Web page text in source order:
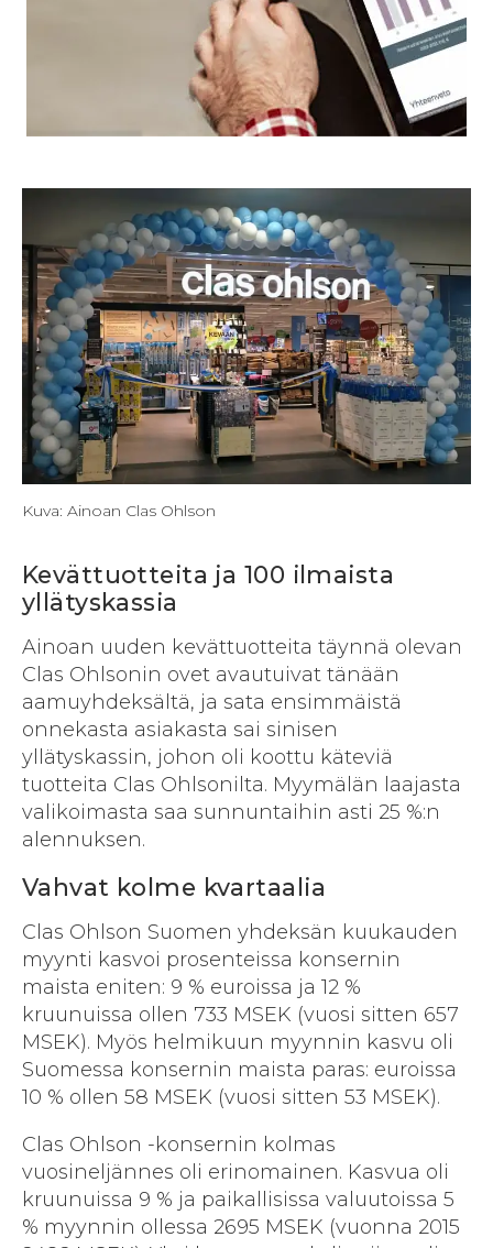
Kuva: Ainoan Clas Ohlson
Kevättuotteita ja 100 ilmaista
yllätyskassia
Ainoan uuden kevättuotteita täynnä olevan
Clas Ohlsonin ovet avautuivat tänään
aamuyhdeksältä, ja sata ensimmäistä
onnekasta asiakasta sai sinisen
yllätyskassin, johon oli koottu käteviä
tuotteita Clas Ohlsonilta. Myymälän laajasta
valikoimasta saa sunnuntaihin asti 25 %:n
alennuksen.
Vahvat kolme kvartaalia
Clas Ohlson Suomen yhdeksän kuukauden
myynti kasvoi prosenteissa konsernin
maista eniten: 9 % euroissa ja 12 %
kruunuissa ollen 733 MSEK (vuosi sitten 657
MSEK). Myös helmikuun myynnin kasvu oli
Suomessa konsernin maista paras: euroissa
10 % ollen 58 MSEK (vuosi sitten 53 MSEK).
Clas Ohlson -konsernin kolmas
vuosineljännes oli erinomainen. Kasvua oli
kruunuissa 9 % ja paikallisissa valuutoissa 5
% myynnin ollessa 2695 MSEK (vuonna 2015